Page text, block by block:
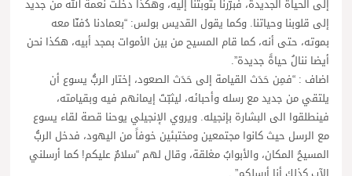
إلى الحياة الجديدة، فبرّرنا بتوبتنا إليه، وهكذا دخلت نعمة الله من جديد
إلى قلوبنا وحياتنا. وكما يقول القديس بولس: “بعمادنا دُفنّا معه
بموته، حتى أنه، كما قام المسيح من بين الأموات بمجد أبيه، هكذا نحن
أيضا ننالُ حياةً جديدة”.
اضاف : “فمِن حَدَث القيامة إلى حَدَث الصعود، إختار الربُّ يسوع أن
يلتقي من جديد مع رسله وأحبائه، ليثبّتَ إيمانهم فيه وبقيامته،
فينطلقوا الى البشارة بإنجيله. ويروي الإنجيلي يوحنا قصة لقاء يسوع
مع الرسل حيث كانوا مجتمعين ومختبئين خوفاً من اليهود، فدخل الربُّ
المسيحُ المكان، والأبوابُ مغلقة، وقال لهم “سلامٌ عليكم! كما أرسلني